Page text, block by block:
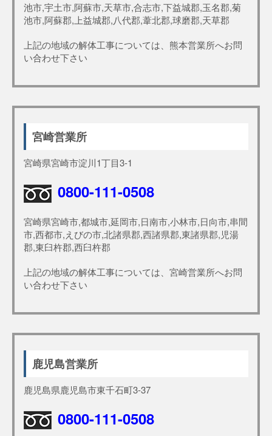
池市,宇土市,阿蘇市,天草市,合志市,下益城郡,玉名郡,菊
池市,阿蘇郡,上益城郡,八代郡,葦北郡,球磨郡,天草郡
上記の地域の解体工事については、熊本営業所へお問
い合わせ下さい
宮崎営業所
宮崎県宮崎市淀川1丁目3-1
0800-111-0508
宮崎県宮崎市,都城市,延岡市,日南市,小林市,日向市,串間
市,西都市,えびの市,北諸県郡,西諸県郡,東諸県郡,児湯
郡,東臼杵郡,西臼杵郡
上記の地域の解体工事については、宮崎営業所へお問
い合わせ下さい
鹿児島営業所
鹿児島県鹿児島市東千石町3-37
0800-111-0508